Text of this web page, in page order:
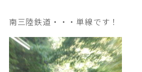
南三陸鉄道・・・単線です！